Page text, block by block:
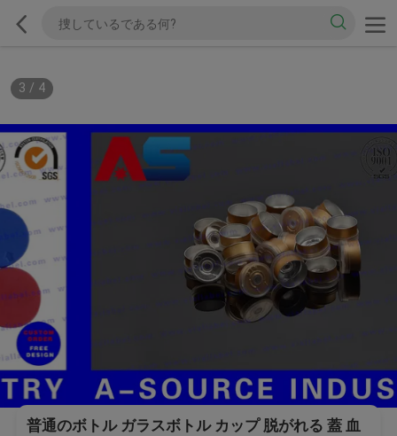
3 / 4
普通のボトル ガラスボトル カップ 脱がれる 蓋 血